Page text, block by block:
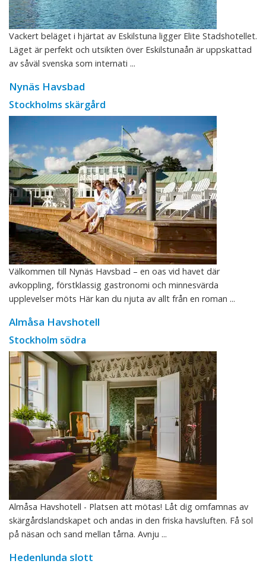
Vackert beläget i hjärtat av Eskilstuna ligger Elite Stadshotellet.
Läget är perfekt och utsikten över Eskilstunaån är uppskattad
av såväl svenska som internati ...
Nynäs Havsbad
Stockholms skärgård
Välkommen till Nynäs Havsbad – en oas vid havet där
avkoppling, förstklassig gastronomi och minnesvärda
upplevelser möts Här kan du njuta av allt från en roman ...
Almåsa Havshotell
Stockholm södra
Almåsa Havshotell - Platsen att mötas! Låt dig omfamnas av
skärgårdslandskapet och andas in den friska havsluften. Få sol
på näsan och sand mellan tårna. Avnju ...
Hedenlunda slott